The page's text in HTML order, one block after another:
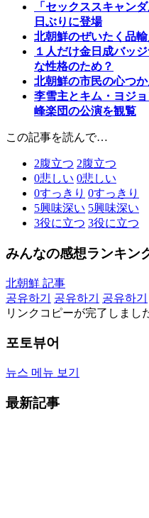
「セックススキャン
日ぶりに登場
北朝鮮のぜいたく品
１人だけ金日成バッ
な性格のため？
北朝鮮の市民の心つ
李雪主とキム・ヨジ
峰楽団の公演を観覧
この記事を読んで…
2腹立つ 2腹立つ
0悲しい 0悲しい
0すっきり 0すっきり
5興味深い 5興味深い
3役に立つ 3役に立つ
みんなの感想ランキン
北朝鮮 記事
공유하기
공유하기 공유하기
リンクコピーが完了しまし
포토뷰어
뉴스 메뉴 보기
最新記事